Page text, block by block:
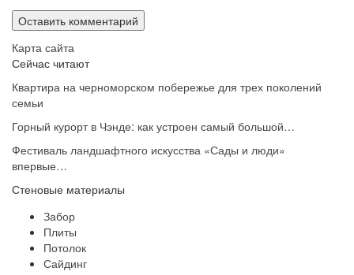
Карта сайта
Сейчас читают
Квартира на черноморском побережье для трех поколений
семьи
Горный курорт в Чэнде: как устроен самый большой…
Фестиваль ландшафтного искусства «Сады и люди»
впервые…
Стеновые материалы
Забор
Плиты
Потолок
Сайдинг